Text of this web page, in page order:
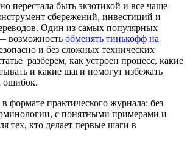
перестала быть экзотикой и все чаще
сбережений, инвестиций и
Один из самых популярных
возможность обменять тинькофф на
и без сложных технических
разберем, как устроен процесс, какие
и какие шаги помогут избежать
ошибок.
формате практического журнала: без
с понятными примерами и
тех, кто делает первые шаги в